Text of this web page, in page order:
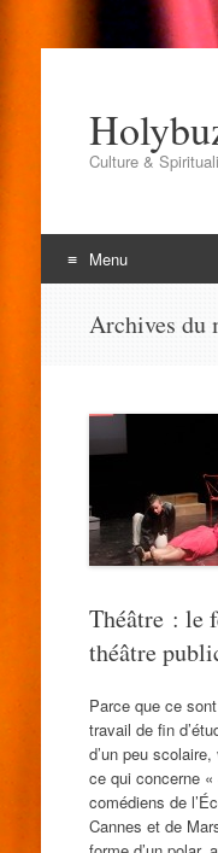
Culture &
Menu
Archives du
Théâtre : le
théâtre
Parce que ce
travail de fin
d’un peu
ce qui concerne
comédiens de
Cannes et de